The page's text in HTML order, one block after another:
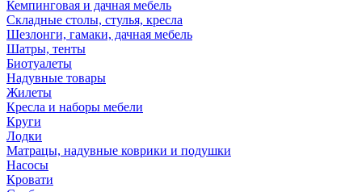
Кемпинговая и дачная мебель
Складные столы, стулья, кресла
Шезлонги, гамаки, дачная мебель
Шатры, тенты
Биотуалеты
Надувные товары
Жилеты
Кресла и наборы мебели
Круги
Лодки
Матрацы, надувные коврики и подушки
Насосы
Кровати